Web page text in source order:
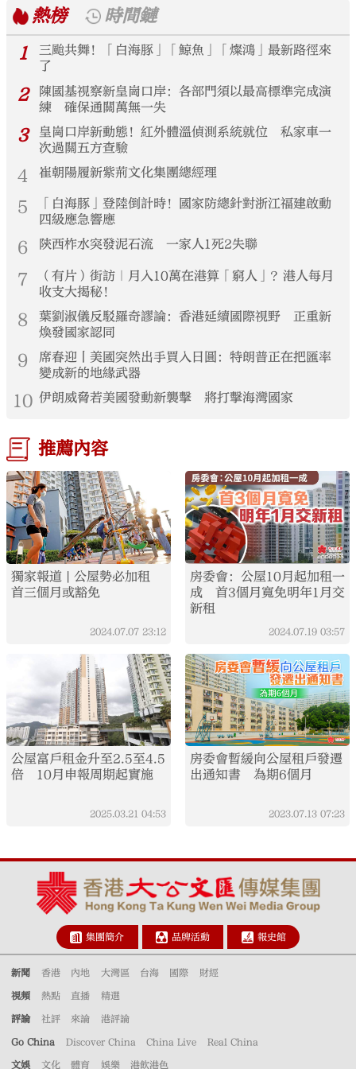
熱榜
時間鏈
1
三颱共舞！「白海豚」「鯨魚」「燦鴻」最新路徑來
了
2
陳國基視察新皇崗口岸：各部門須以最高標準完成演
練 確保通關萬無一失
3
皇崗口岸新動態！紅外體溫偵測系統就位 私家車一
次過關五方查驗
4 崔朝陽履新紫荊文化集團總經理
5
「白海豚」登陸倒計時！國家防總針對浙江福建啟動
四級應急響應
6 陝西柞水突發泥石流 一家人1死2失聯
7
（有片）街訪｜月入10萬在港算「窮人」？港人每月
收支大揭秘！
8
葉劉淑儀反駁羅奇謬論：香港延續國際視野 正重新
煥發國家認同
9
席春迎丨美國突然出手買入日圓：特朗普正在把匯率
變成新的地緣武器
10 伊朗威脅若美國發動新襲擊 將打擊海灣國家
推薦內容
獨家報道 | 公屋勢必加租
首三個月或豁免
2024.07.07 23:12
房委會：公屋10月起加租一
成 首3個月寬免明年1月交
新租
2024.07.19 03:57
公屋富戶租金升至2.5至4.5
倍 10月申報周期起實施
2025.03.21 04:53
房委會暫緩向公屋租戶發遷
出通知書 為期6個月
2023.07.13 07:23
集團簡介 品牌活動 報史館
新聞 香港 內地 大灣區 台海 國際 財經
視頻 熱點 直播 精選
評論 社評 來論 港評論
Go China Discover China China Live Real China
文娛 文化 體育 娛樂 港飲港色